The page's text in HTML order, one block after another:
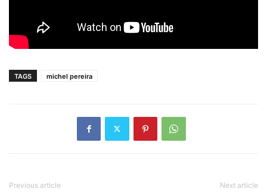
TAGS michel pereira
Previous article Next article